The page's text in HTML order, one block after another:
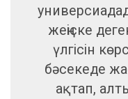
жеңіске
үлгісін
бәсекеде
ақтап,